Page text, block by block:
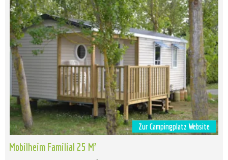
Zur Campingplatz Website
Mobilheim Familial 25 M²